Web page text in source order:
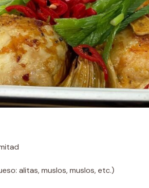
alitas, muslos, muslos, etc.)